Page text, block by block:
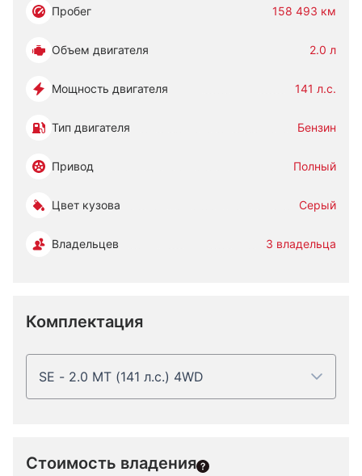
Пробег 158 493 км
Объем двигателя 2.0 л
Мощность двигателя 141 л.с.
Тип двигателя Бензин
Привод Полный
Цвет кузова Серый
Владельцев 3 владельца
Комплектация
SE - 2.0 MT (141 л.с.) 4WD
Стоимость владения